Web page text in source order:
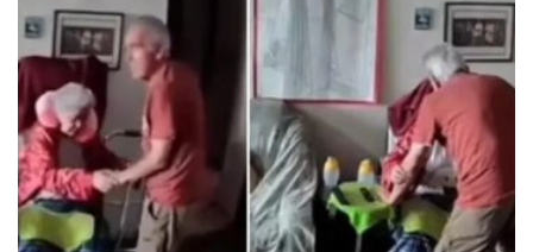
Te puede interesar Leer